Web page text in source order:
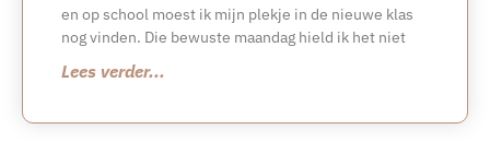
en op school moest ik mijn plekje in de nieuwe klas
nog vinden. Die bewuste maandag hield ik het niet
Lees verder...